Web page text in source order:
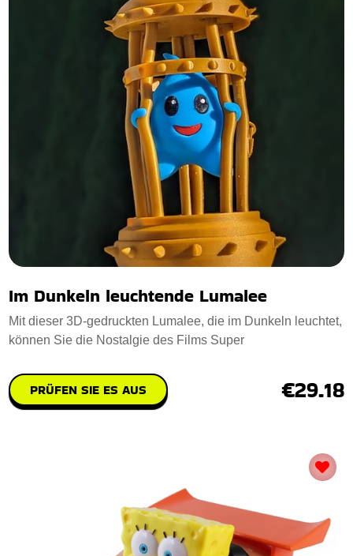
Im Dunkeln leuchtende Lumalee
Mit dieser 3D-gedruckten Lumalee, die im Dunkeln leuchtet,
können Sie die Nostalgie des Films Super
PRÜFEN SIE ES AUS €29.18